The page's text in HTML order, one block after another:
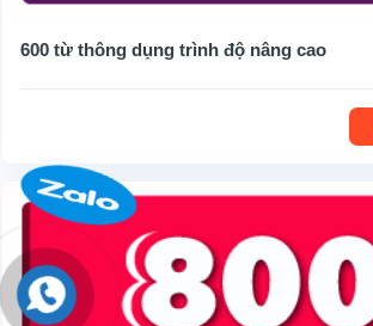
600 từ thông dụng trình độ nâng cao